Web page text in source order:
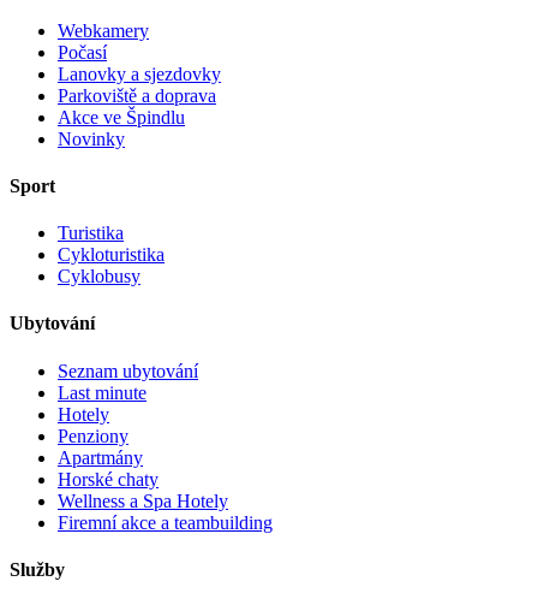
Webkamery
Počasí
Lanovky a sjezdovky
Parkoviště a doprava
Akce ve Špindlu
Novinky
Sport
Turistika
Cykloturistika
Cyklobusy
Ubytování
Seznam ubytování
Last minute
Hotely
Penziony
Apartmány
Horské chaty
Wellness a Spa Hotely
Firemní akce a teambuilding
Služby